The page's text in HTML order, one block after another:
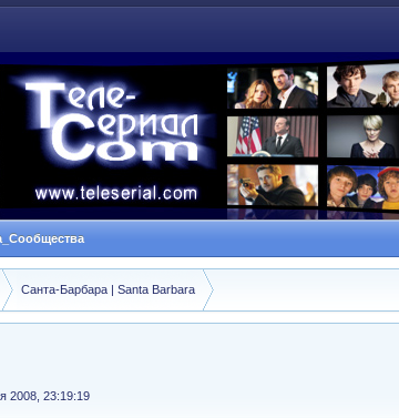
Санта-Барбара | Santa Barbara
2008, 23:19:19